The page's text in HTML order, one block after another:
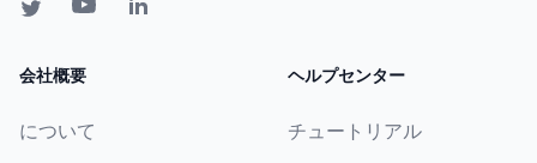
会社概要
について
ヘルプセンター
チュートリアル